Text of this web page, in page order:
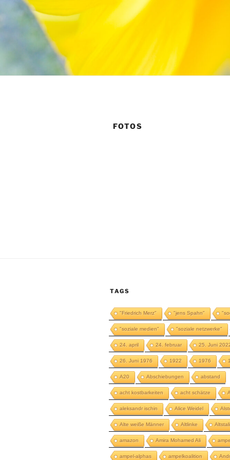
FOTOS
TAGS
"Friedrich Merz" "jens Spahn"
"soziale medien" "soziale netzwerke"
24. april 24. februar 25. Juni
26. Juni 1976 1922 1976
A20 Abschiebungen abstand
acht kostbarkeiten acht schätze
aleksandr ischin Alice Weidel
Alte weiße Männer Altlinke
amazon Amira Mohamed Ali
ampel-alphas ampelkoalition